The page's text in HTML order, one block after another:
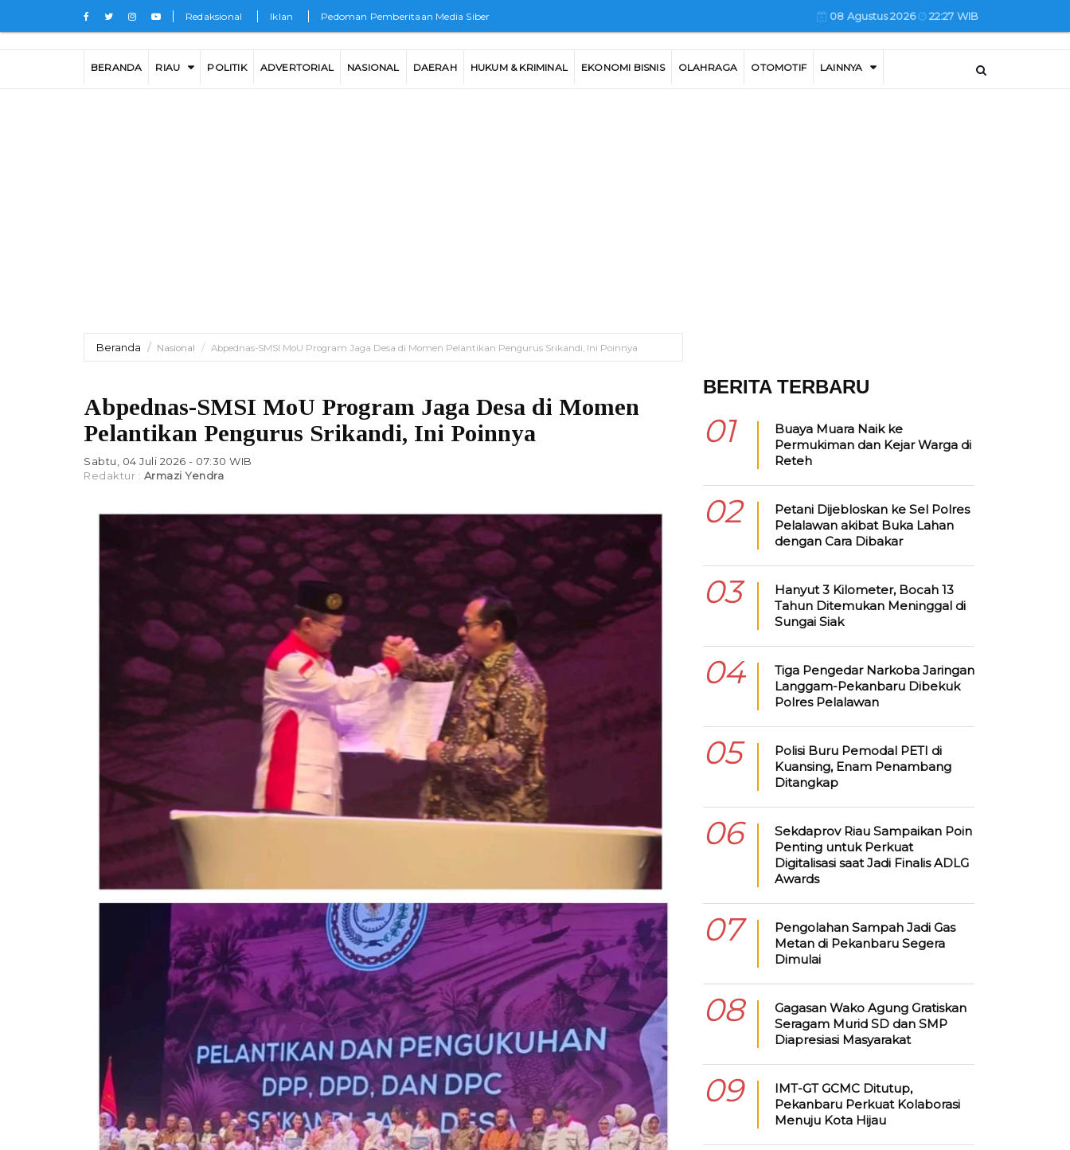
Redaksional Iklan Pedoman Pemberitaan Media Siber 08 Agustus 2026 22:27 WIB
BERANDA RIAU POLITIK ADVERTORIAL NASIONAL DAERAH HUKUM & KRIMINAL EKONOMI BISNIS OLAHRAGA OTOMOTIF LAINNYA
Beranda Nasional Abpednas-SMSI MoU Program Jaga Desa di Momen Pelantikan Pengurus Srikandi, Ini Poinnya
Abpednas-SMSI MoU Program Jaga Desa di Momen
Pelantikan Pengurus Srikandi, Ini Poinnya
Sabtu, 04 Juli 2026 - 07:30 WIB
Redaktur : Armazi Yendra
BERITA TERBARU
01
Buaya Muara Naik ke
Permukiman dan Kejar Warga di
Reteh
02
Petani Dijebloskan ke Sel Polres
Pelalawan akibat Buka Lahan
dengan Cara Dibakar
03
Hanyut 3 Kilometer, Bocah 13
Tahun Ditemukan Meninggal di
Sungai Siak
04
Tiga Pengedar Narkoba Jaringan
Langgam-Pekanbaru Dibekuk
Polres Pelalawan
05
Polisi Buru Pemodal PETI di
Kuansing, Enam Penambang
Ditangkap
06
Sekdaprov Riau Sampaikan Poin
Penting untuk Perkuat
Digitalisasi saat Jadi Finalis ADLG
Awards
07
Pengolahan Sampah Jadi Gas
Metan di Pekanbaru Segera
Dimulai
08
Gagasan Wako Agung Gratiskan
Seragam Murid SD dan SMP
Diapresiasi Masyarakat
09
IMT-GT GCMC Ditutup,
Pekanbaru Perkuat Kolaborasi
Menuju Kota Hijau